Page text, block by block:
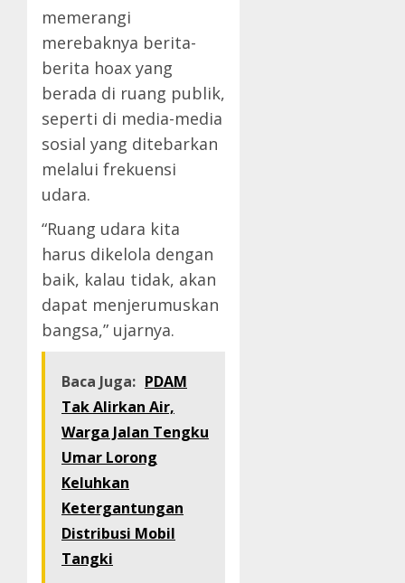
memerangi
merebaknya berita-
berita hoax yang
berada di ruang publik,
seperti di media-media
sosial yang ditebarkan
melalui frekuensi
udara.
“Ruang udara kita
harus dikelola dengan
baik, kalau tidak, akan
dapat menjerumuskan
bangsa,” ujarnya.
Baca Juga: PDAM
Tak Alirkan Air,
Warga Jalan Tengku
Umar Lorong
Keluhkan
Ketergantungan
Distribusi Mobil
Tangki